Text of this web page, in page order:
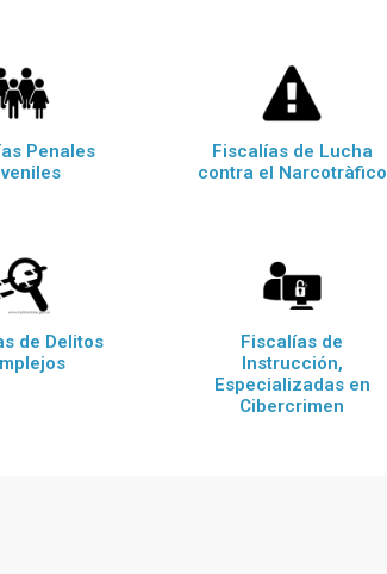
Penales
Fiscalías de Lucha
contra el Narcotràfico
de Delitos
Fiscalías de
Instrucción,
Especializadas en
Cibercrimen